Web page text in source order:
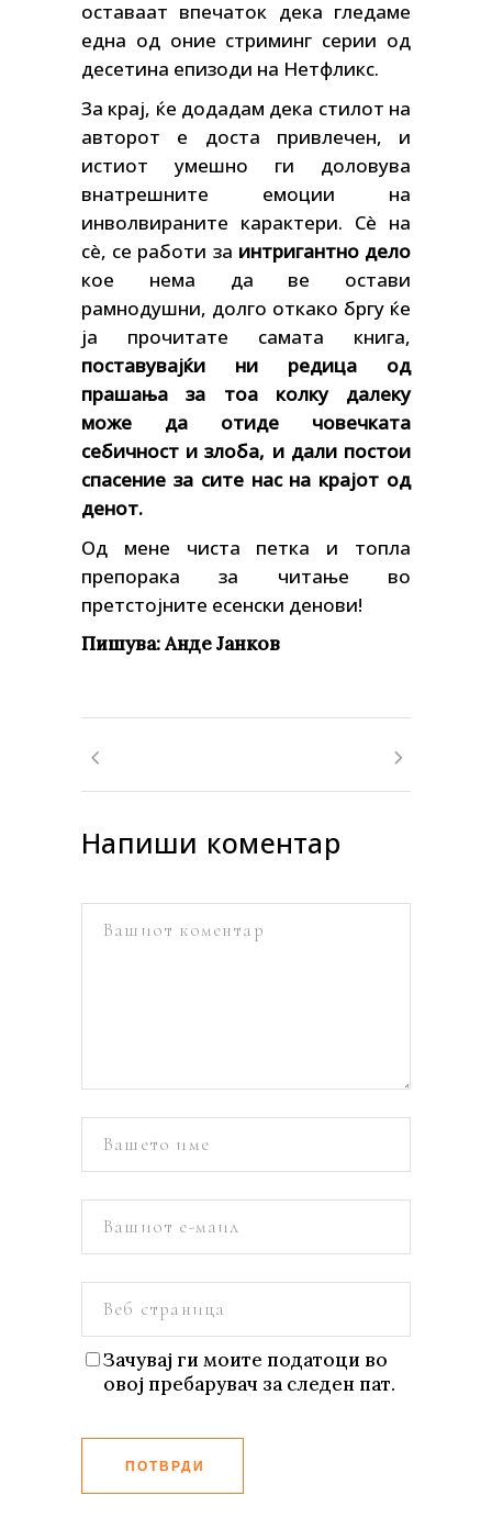
оставаат впечаток дека гледаме
една од оние стриминг серии од
десетина епизоди на Нетфликс.
За крај, ќе додадам дека стилот на
авторот е доста привлечен, и
истиот умешно ги доловува
внатрешните емоции на
инволвираните карактери. Сè на
сè, се работи за интригантно дело
кое нема да ве остави
рамнодушни, долго откако бргу ќе
ја прочитате самата книга,
поставувајќи ни редица од
прашања за тоа колку далеку
може да отиде човечката
себичност и злоба, и дали постои
спасение за сите нас на крајот од
денот.
Од мене чиста петка и топла
препорака за читање во
претстојните есенски денови!
Пишува: Анде Јанков
Напиши коментар
Зачувај ги моите податоци во
овој пребарувач за следен пат.
ПОТВРДИ